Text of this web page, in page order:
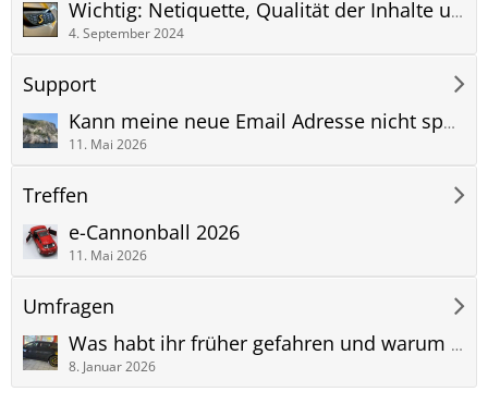
Wichtig: Netiquette, Qualität der Inhalte und die Pflege der Gemeinschaft
4. September 2024
Support
Kann meine neue Email Adresse nicht speichern, Fehlermeldung: Sie haben eine ungültige Email Adresse eingegeben...
11. Mai 2026
Treffen
e-Cannonball 2026
11. Mai 2026
Umfragen
Was habt ihr früher gefahren und warum habt ihr euch für den Kia EV6 entschieden?
8. Januar 2026